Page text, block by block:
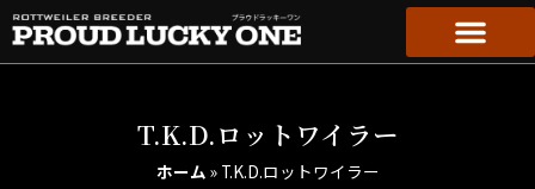
T.K.D.ロットワイラー
ホーム » T.K.D.ロットワイラー